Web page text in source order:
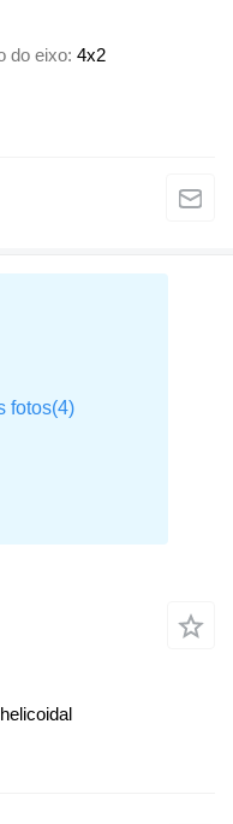
do eixo 4x2
helicoidal